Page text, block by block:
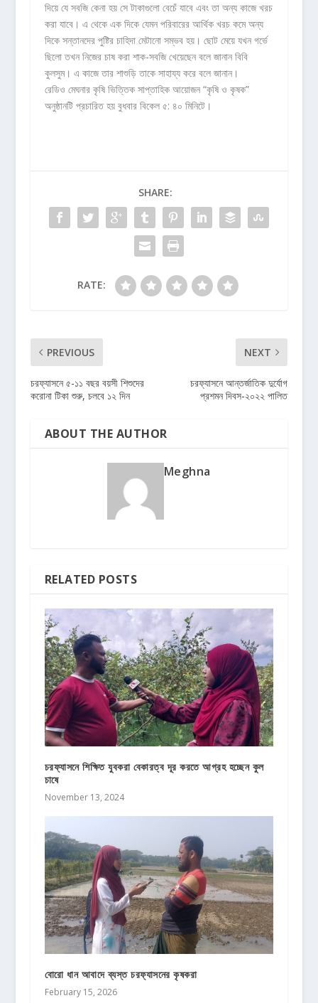
দিয়ে যে সবজি কেনা হয় সে টাকাগুলো বেচেঁ যাবে এবং তা অন্য কাজে খরচ
করা যাবে। এ থেকে এক দিকে যেমন পরিবারের আর্থিক খরচ কমে অন্য
দিকে সন্তানদের পুষ্টির চাহিদা মেটানো সম্ভব হয়। ছোট মেয়ে যখন গর্ভে
ছিলো তখন নিজের চাষ করা শাক-সবজি খেয়েছেন বলে জানান বিবি
কুলসুম। এ কাজে তার শাশুড়ি তাকে সাহায্য করে বলে জানান।
রেডিও মেঘনার কৃষি ভিত্তিক সাপ্তাহিক আয়োজন “কৃষি ও কৃষক”
অনুষ্ঠানটি প্রচারিত হয় বুধবার বিকেল ৫: ৪০ মিনিটে।
SHARE:
RATE:
PREVIOUS
চরফ্যাসনে ৫-১১ বছর বয়সী শিশুদের
করোনা টিকা শুরু, চলবে ১২ দিন
NEXT
চরফ্যাসনে আন্তর্জাতিক দুর্যোগ
প্রশমন দিবস-২০২২ পালিত
ABOUT THE AUTHOR
Meghna
RELATED POSTS
চরফ্যাসনে শিক্ষিত যুবকরা বেকারত্ব দূর করতে আগ্রহ হচ্ছেন কুল
চাষে
November 13, 2024
বোরো ধান আবাদে ব্যস্ত চরফ্যাসনের কৃষকরা
February 15, 2026